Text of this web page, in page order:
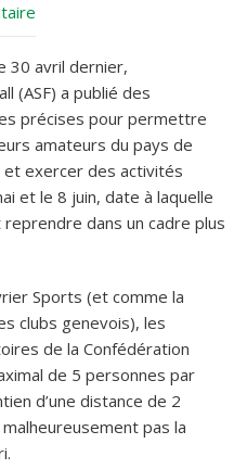
30 avril dernier,
(ASF) a publié des
précises pour permettre
amateurs du pays de
exercer des activités
et le 8 juin, date à laquelle
dans un cadre plus
Sports (et comme la
clubs genevois), les
de la Confédération
de 5 personnes par
d’une distance de 2
pas la